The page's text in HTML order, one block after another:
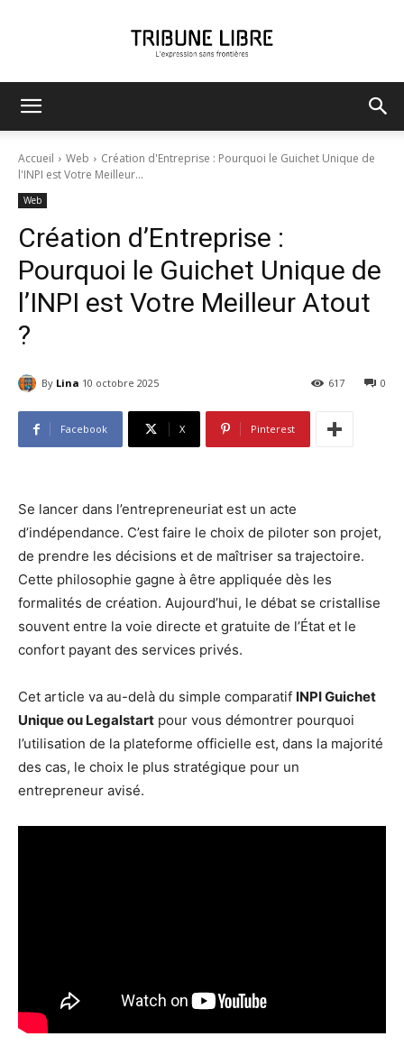
Accueil Web
Création d'Entreprise : Pourquoi le Guichet Unique de
l'INPI est Votre Meilleur...
Web
Création d’Entreprise :
Pourquoi le Guichet Unique de
l’INPI est Votre Meilleur Atout
?
By Lina 10 octobre 2025 0
617
Facebook X Pinterest
Se lancer dans l’entrepreneuriat est un acte
d’indépendance. C’est faire le choix de piloter son projet,
de prendre les décisions et de maîtriser sa trajectoire.
Cette philosophie gagne à être appliquée dès les
formalités de création. Aujourd’hui, le débat se cristallise
souvent entre la voie directe et gratuite de l’État et le
confort payant des services privés.
Cet article va au-delà du simple comparatif INPI Guichet
Unique ou Legalstart pour vous démontrer pourquoi
l’utilisation de la plateforme officielle est, dans la majorité
des cas, le choix le plus stratégique pour un
entrepreneur avisé.